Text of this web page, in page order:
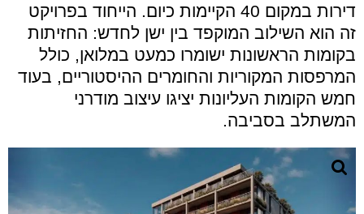
דירות במקום 40 הקיימות כיום. הייחוד בפרויקט
זה הוא השילוב המוקפד בין ישן לחדש: החזיתות
בקומות הראשונות ישומרו כמעט במלואן, כולל
המרפסות המקוריות והחומרים ההיסטוריים, בעוד
חמש הקומות העליונות יציגו עיצוב מודרני
המשתלב בסביבה.